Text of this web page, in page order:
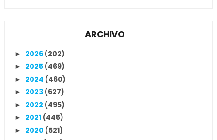
ARCHIVO
► 2026 (202)
► 2025 (469)
► 2024 (460)
► 2023 (627)
► 2022 (495)
► 2021 (445)
► 2020 (521)